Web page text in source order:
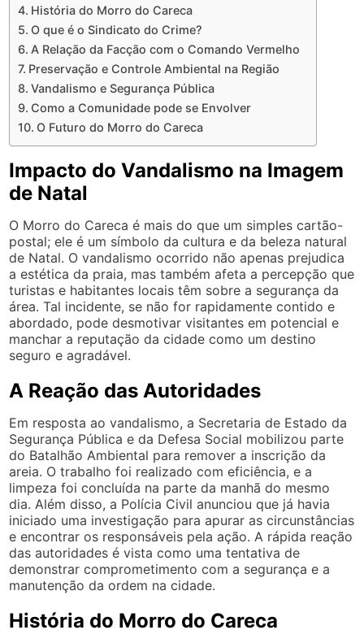
História do Morro do Careca
O que é o Sindicato do Crime?
A Relação da Facção com o Comando Vermelho
Preservação e Controle Ambiental na Região
Vandalismo e Segurança Pública
Como a Comunidade pode se Envolver
O Futuro do Morro do Careca
Impacto do Vandalismo na Imagem
de Natal
O Morro do Careca é mais do que um simples cartão-
postal; ele é um símbolo da cultura e da beleza natural
de Natal. O vandalismo ocorrido não apenas prejudica
a estética da praia, mas também afeta a percepção que
turistas e habitantes locais têm sobre a segurança da
área. Tal incidente, se não for rapidamente contido e
abordado, pode desmotivar visitantes em potencial e
manchar a reputação da cidade como um destino
seguro e agradável.
A Reação das Autoridades
Em resposta ao vandalismo, a Secretaria de Estado da
Segurança Pública e da Defesa Social mobilizou parte
do Batalhão Ambiental para remover a inscrição da
areia. O trabalho foi realizado com eficiência, e a
limpeza foi concluída na parte da manhã do mesmo
dia. Além disso, a Polícia Civil anunciou que já havia
iniciado uma investigação para apurar as circunstâncias
e encontrar os responsáveis pela ação. A rápida reação
das autoridades é vista como uma tentativa de
demonstrar comprometimento com a segurança e a
manutenção da ordem na cidade.
História do Morro do Careca